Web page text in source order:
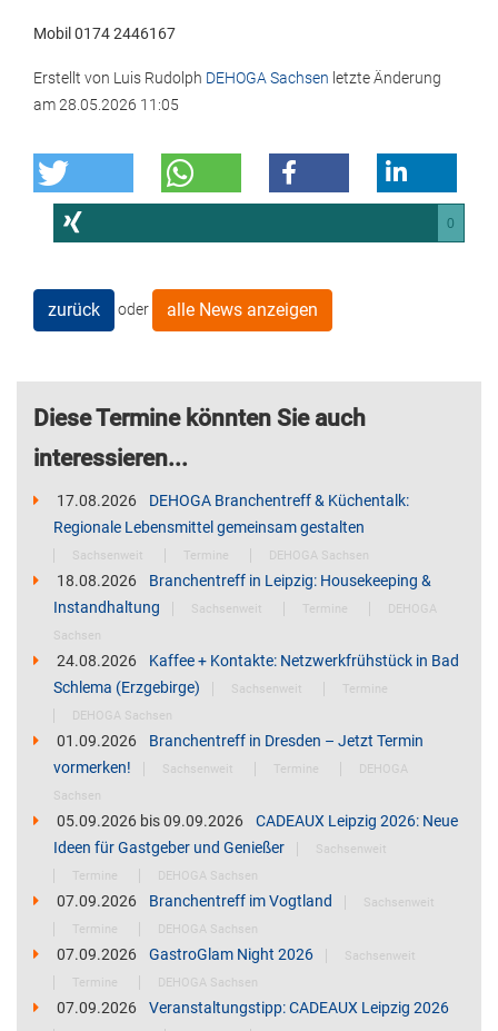
Mobil 0174 2446167
Erstellt von Luis Rudolph DEHOGA Sachsen letzte Änderung
am28.05.2026 11:05
0
zurück oder alle News anzeigen
Diese Termine könnten Sie auch
interessieren...
17.08.2026
DEHOGA Branchentreff & Küchentalk:
Regionale Lebensmittel gemeinsam gestalten
Sachsenweit Termine DEHOGA Sachsen
18.08.2026
Branchentreff in Leipzig: Housekeeping &
Instandhaltung
Sachsenweit Termine
DEHOGA
Sachsen
24.08.2026
Kaffee + Kontakte: Netzwerkfrühstück in Bad
Schlema (Erzgebirge)
Sachsenweit
Termine
DEHOGA Sachsen
01.09.2026
Branchentreff in Dresden – Jetzt Termin
vormerken!
Sachsenweit Termine
DEHOGA
Sachsen
05.09.2026 bis09.09.2026
CADEAUX Leipzig 2026: Neue
Ideen für Gastgeber und Genießer
Sachsenweit
Termine
DEHOGA Sachsen
07.09.2026 Branchentreff im Vogtland
Sachsenweit
Termine
DEHOGA Sachsen
07.09.2026 GastroGlam Night 2026
Sachsenweit
Termine
DEHOGA Sachsen
07.09.2026 Veranstaltungstipp: CADEAUX Leipzig 2026